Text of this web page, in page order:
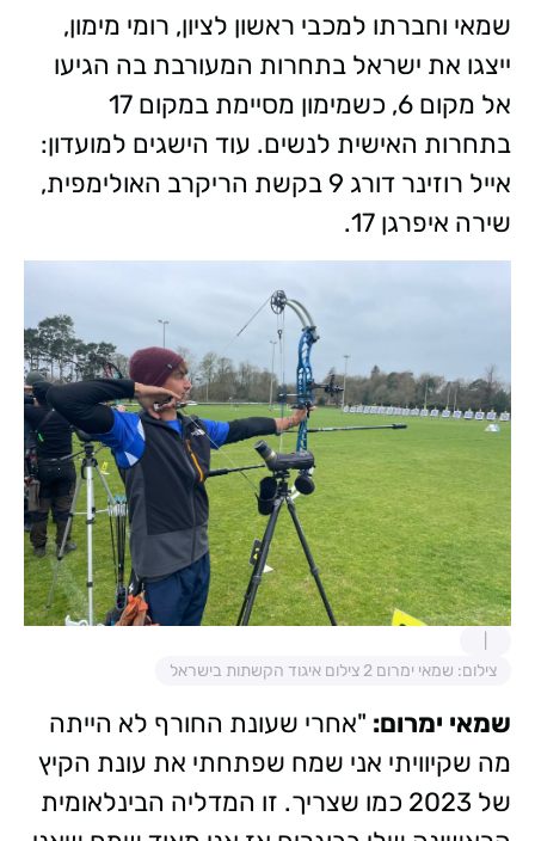
שמאי וחברתו למכבי ראשון לציון, רומי מימון,
ייצגו את ישראל בתחרות המעורבת בה הגיעו
אל מקום 6, כשמימון מסיימת במקום 17
בתחרות האישית לנשים. עוד הישגים למועדון:
אייל רוזינר דורג 9 בקשת הריקרב האולימפית,
שירה איפרגן 17.
צילום: שמאי ימרום 2 צילום איגוד הקשתות בישראל
שמאי ימרום: "אחרי שעונת החורף לא הייתה
מה שקיוויתי אני שמח שפתחתי את עונת הקיץ
של 2023 כמו שצריך. זו המדליה הבינלאומית